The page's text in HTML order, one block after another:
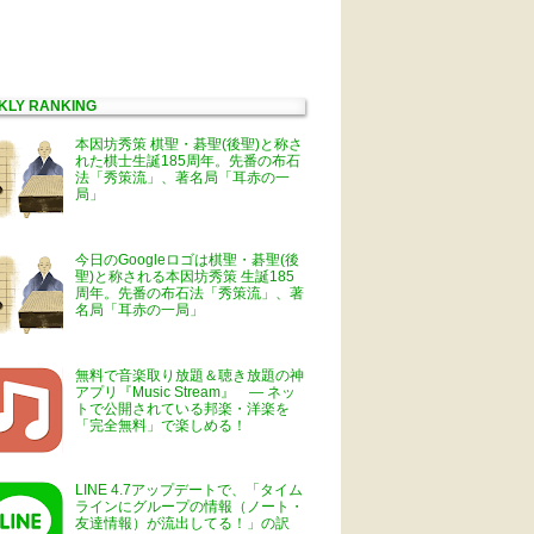
RANKING
本因坊秀策 棋聖・碁聖(後聖)と称さ
れた棋士生誕185周年。先番の布石
法「秀策流」、著名局「耳赤の一
局」
今日のGoogleロゴは棋聖・碁聖(後
聖)と称される本因坊秀策 生誕185
周年。先番の布石法「秀策流」、著
名局「耳赤の一局」
無料で音楽取り放題＆聴き放題の神
アプリ『Music Stream』 ― ネッ
トで公開されている邦楽・洋楽を
「完全無料」で楽しめる！
LINE 4.7アップデートで、「タイム
ラインにグループの情報（ノート・
友達情報）が流出してる！」の訳